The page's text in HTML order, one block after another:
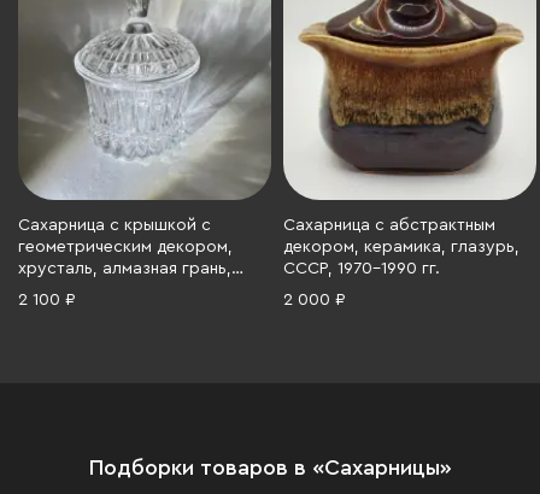
Сахарница с крышкой с
геометрическим декором,
хрусталь, алмазная грань,
СССР, 1970-1990 гг.
2 100 ₽
Сахарница с абстрактным
декором, керамика, глазурь,
СССР, 1970-1990 гг.
2 000 ₽
Подборки товаров в «Сахарницы»